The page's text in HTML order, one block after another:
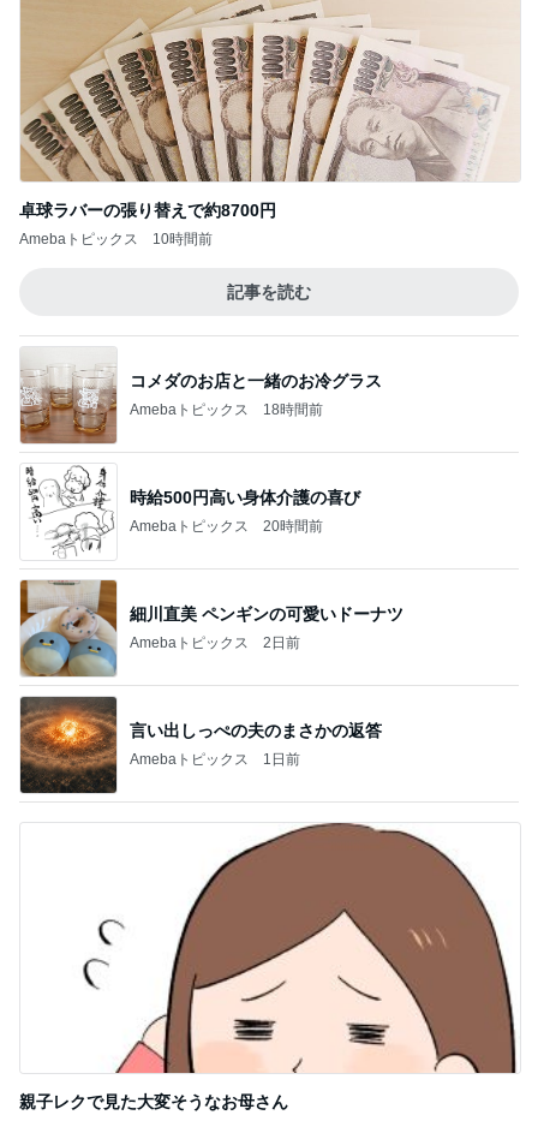
卓球ラバーの張り替えで約8700円
Amebaトピックス 10時間前
記事を読む
コメダのお店と一緒のお冷グラス
Amebaトピックス 18時間前
時給500円高い身体介護の喜び
Amebaトピックス 20時間前
細川直美 ペンギンの可愛いドーナツ
Amebaトピックス 2日前
言い出しっぺの夫のまさかの返答
Amebaトピックス 1日前
親子レクで見た大変そうなお母さん